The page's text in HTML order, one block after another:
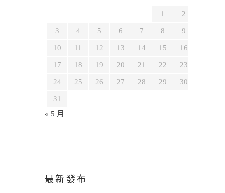
1 2
3 4 5 6 7 8 9
10 11 12 13 14 15 16
17 18 19 20 21 22 23
24 25 26 27 28 29 30
31
« 5 月
最新發布